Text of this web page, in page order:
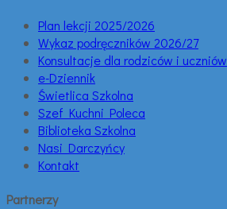
Plan lekcji 2025/2026
Wykaz podręczników 2026/27
Konsultacje dla rodziców i uczniów
e-Dziennik
Świetlica Szkolna
Szef Kuchni Poleca
Biblioteka Szkolna
Nasi Darczyńcy
Kontakt
Partnerzy